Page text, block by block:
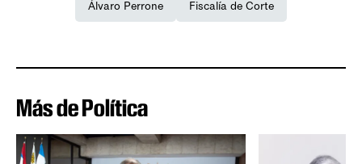
Álvaro Perrone Fiscalía de Corte
Más de Política